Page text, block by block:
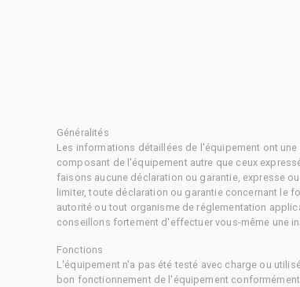
Généralités
Les informations détaillées de l'équipement ont
composant de l'équipement autre que ceux
faisons aucune déclaration ou garantie, expresse
limiter, toute déclaration ou garantie concernant le
autorité ou tout organisme de réglementation
conseillons fortement d'effectuer vous-même une
Fonctions
L'équipement n'a pas été testé avec charge ou
bon fonctionnement de l'équipement